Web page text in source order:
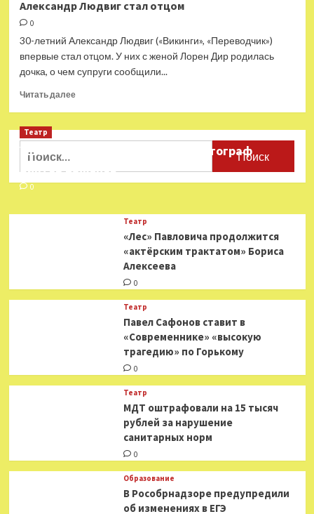
Александр Людвиг стал отцом
0
30-летний Александр Людвиг («Викинги», «Переводчик»)
впервые стал отцом. У них с женой Лорен Дир родилась
дочка, о чем супруги сообщили...
Читать далееПрочитать
Александр
отцом
Найти:
Театр
Ушёл из жизни театральный фотограф
Виктор Баженов
0
Театр
«Лес» Павловича продолжится
«актёрским трактатом» Бориса
Алексеева
0
Театр
Павел Сафонов ставит в
«Современнике» «высокую
трагедию» по Горькому
0
Театр
МДТ оштрафовали на 15 тысяч
рублей за нарушение
санитарных норм
0
Образование
В Рособрнадзоре предупредили
об изменениях в ЕГЭ